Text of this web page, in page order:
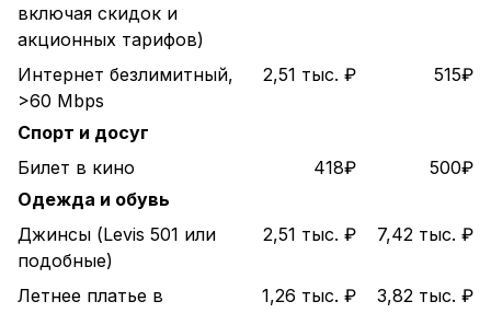
включая скидок и
акционных тарифов)
Интернет безлимитный,
>60 Mbps
2,51 тыс. ₽ 515₽
Спорт и досуг
Билет в кино
418₽
500₽
Одежда и обувь
Джинсы (Levis 501 или
подобные)
2,51 тыс. ₽ 7,42 тыс. ₽
Летнее платье в
1,26 тыс. ₽ 3,82 тыс. ₽